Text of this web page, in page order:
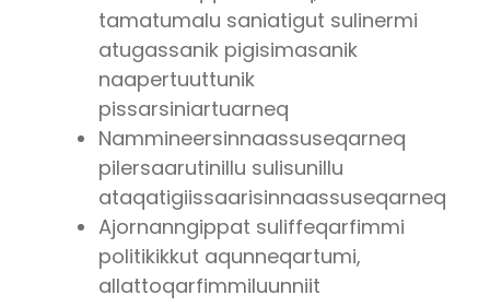
tamatumalu saniatigut sulinermi
atugassanik pigisimasanik
naapertuuttunik
pissarsiniartuarneq
Nammineersinnaassuseqarneq
pilersaarutinillu sulisunillu
ataqatigiissaarisinnaassuseqarneq
Ajornanngippat suliffeqarfimmi
politikikkut aqunneqartumi,
allattoqarfimmiluunniit